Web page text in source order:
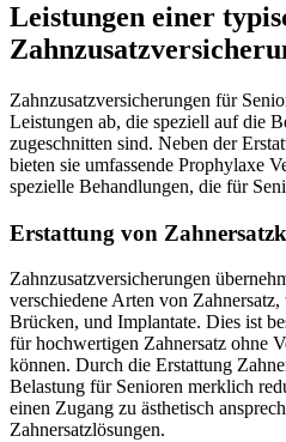
Leistungen einer
Zahnzusatzversicherungen für
Leistungen ab, die speziell auf die
zugeschnitten sind. Neben der
bieten sie umfassende Prophylaxe
spezielle Behandlungen, die für
Erstattung von
Zahnzusatzversicherungen
verschiedene Arten von
Brücken, und Implantate. Dies ist
für hochwertigen Zahnersatz ohne
können. Durch die Erstattung
Belastung für Senioren merklich
einen Zugang zu ästhetisch
Zahnersatzlösungen.